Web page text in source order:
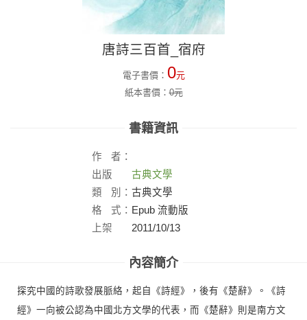
唐詩三百首_宿府
電子書價： 0元
紙本書價：0元
書籍資訊
作
者：
出版
社：
古典文學
類
別： 古典文學
格
式： Epub 流動版
上架
2011/10/13
內容簡介
探究中國的詩歌發展脈絡，起自《詩經》，後有《楚辭》。《詩
經》一向被公認為中國北方文學的代表，而《楚辭》則是南方文